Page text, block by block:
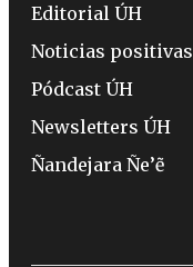
Editorial ÚH
Noticias positivas
Pódcast ÚH
Newsletters ÚH
Ñandejara Ñe’ẽ